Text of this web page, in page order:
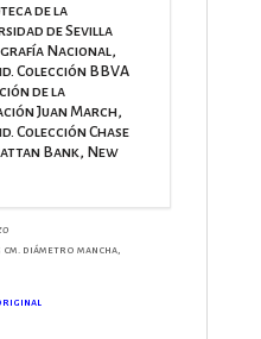
de la
de Sevilla
Nacional,
Colección BBVA
de la
Juan March,
Colección Chase
Bank, New
diámetro mancha,